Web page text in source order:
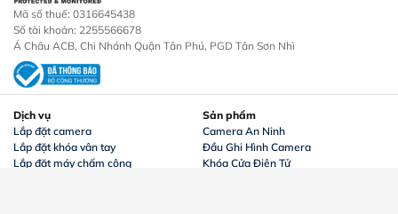
Dịch vụ
Lắp đặt camera
Lắp đặt khóa vân tay
Lắp đặt máy chấm công
Sản phẩm
Camera An Ninh
Đầu Ghi Hình Camera
Khóa Cửa Điện Tử
Mã số thuế: 0316645438
Số tài khoản: 2255566678
Á Châu ACB, Chi Nhánh Quận Tân Phú, PGD Tân Sơn Nhì